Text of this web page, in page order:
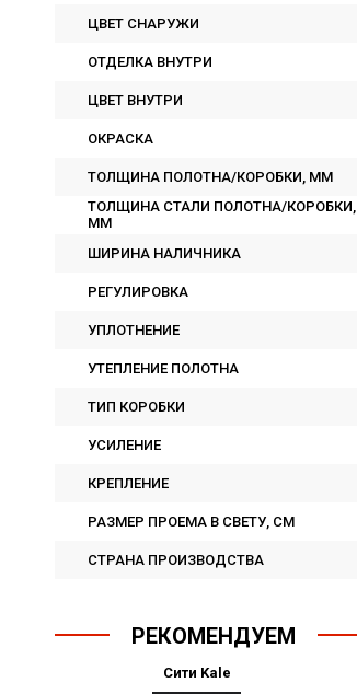
ЦВЕТ СНАРУЖИ
ОТДЕЛКА ВНУТРИ
ЦВЕТ ВНУТРИ
ОКРАСКА
ТОЛЩИНА ПОЛОТНА/КОРОБКИ, ММ
ТОЛЩИНА СТАЛИ ПОЛОТНА/КОРОБКИ,
ММ
ШИРИНА НАЛИЧНИКА
РЕГУЛИРОВКА
УПЛОТНЕНИЕ
УТЕПЛЕНИЕ ПОЛОТНА
ТИП КОРОБКИ
УСИЛЕНИЕ
КРЕПЛЕНИЕ
РАЗМЕР ПРОЕМА В СВЕТУ, СМ
СТРАНА ПРОИЗВОДСТВА
РЕКОМЕНДУЕМ
Сити Kale